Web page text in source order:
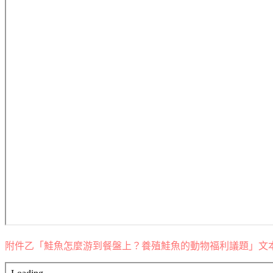
附件乙「鮭魚怎麼游到餐盤上？養殖鮭魚的動物福利議題」文